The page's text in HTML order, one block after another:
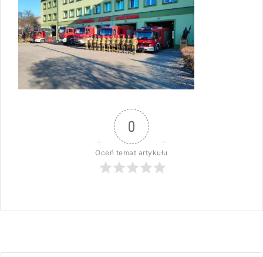
0
Oceń temat artykułu